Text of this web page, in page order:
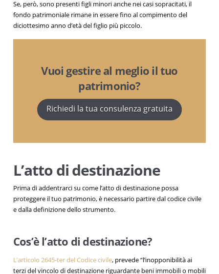
Se, però, sono presenti figli minori anche nei casi sopracitati, il
fondo patrimoniale rimane in essere fino al compimento del
diciottesimo anno d’età del figlio più piccolo.
Vuoi gestire al meglio il tuo
patrimonio?
Richiedi la tua consulenza gratuita
L’atto di destinazione
Prima di addentrarci su come l’atto di destinazione possa
proteggere il tuo patrimonio, è necessario partire dal codice civile
e dalla definizione dello strumento.
Cos’è l’atto di destinazione?
L’articolo 2645-ter del Codice civile, prevede “l’inopponibilità ai
terzi del vincolo di destinazione riguardante beni immobili o mobili